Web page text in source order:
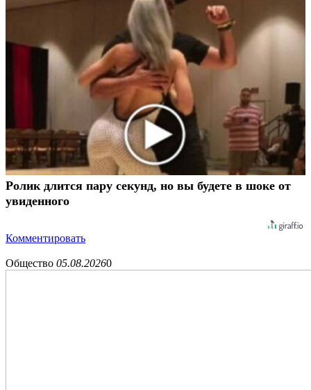
Ролик длится пару секунд, но вы будете в шоке от
увиденного
Комментировать
Общество 05.08.20260